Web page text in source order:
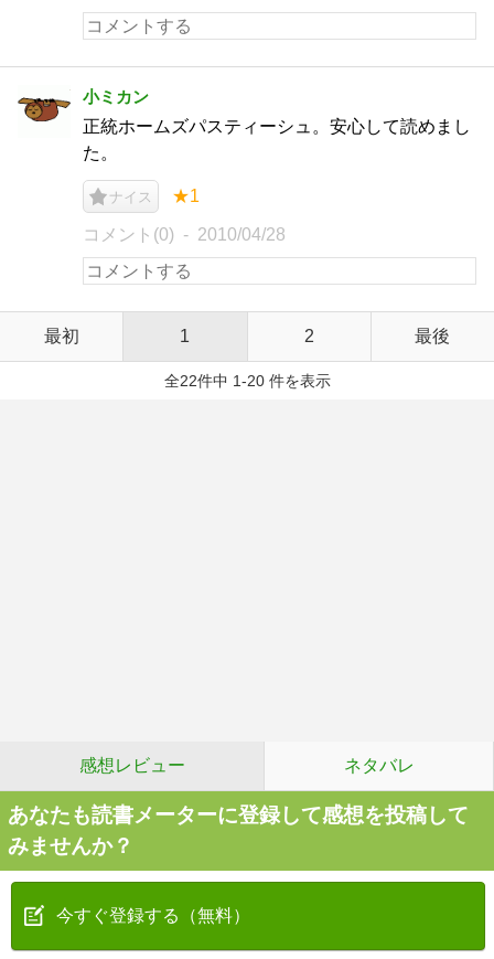
小ミカン
正統ホームズパスティーシュ。安心して読めまし
た。
ナイス ★1
コメント(0) 2010/04/28
最初 1 2 最後
全22件中 1-20 件を表示
感想レビュー ネタバレ
あなたも読書メーターに登録して感想を投稿して
みませんか？
今すぐ登録する（無料）